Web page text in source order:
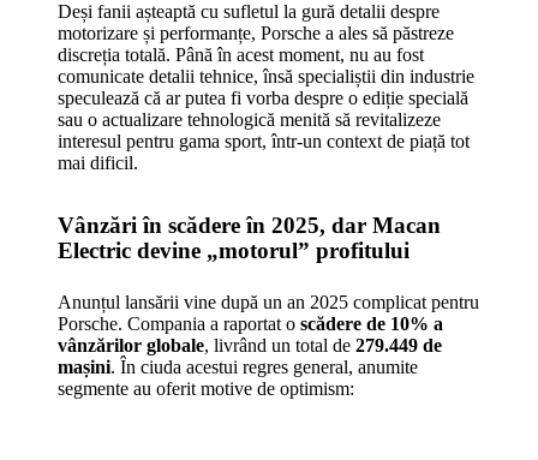
Deși fanii așteaptă cu sufletul la gură detalii despre
motorizare și performanțe, Porsche a ales să păstreze
discreția totală. Până în acest moment, nu au fost
comunicate detalii tehnice, însă specialiștii din industrie
speculează că ar putea fi vorba despre o ediție specială
sau o actualizare tehnologică menită să revitalizeze
interesul pentru gama sport, într-un context de piață tot
mai dificil.
Vânzări în scădere în 2025, dar Macan
Electric devine „motorul” profitului
Anunțul lansării vine după un an 2025 complicat pentru
Porsche. Compania a raportat o scădere de 10% a
vânzărilor globale, livrând un total de 279.449 de
mașini. În ciuda acestui regres general, anumite
segmente au oferit motive de optimism: